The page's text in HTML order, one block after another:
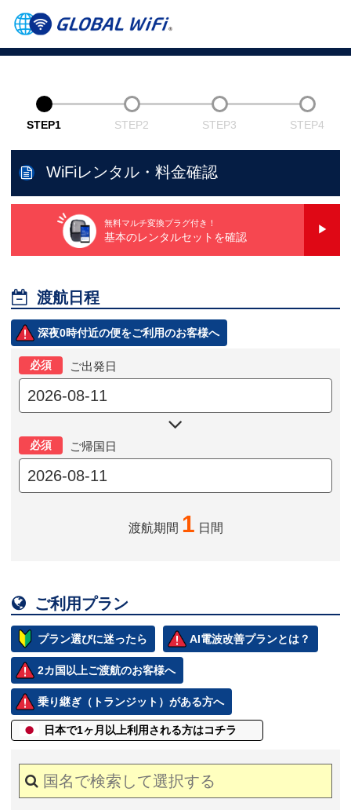
STEP1 STEP2 STEP3 STEP4
WiFiレンタル・料金確認
無料マルチ変換プラグ付き！
基本のレンタルセットを確認
 渡航日程
深夜0時付近の便をご利用のお客様へ
必須 ご出発日

必須 ご帰国日
渡航期間 1 日間
 ご利用プラン
プラン選びに迷ったら AI電波改善プランとは？
2カ国以上ご渡航のお客様へ
乗り継ぎ（トランジット）がある方へ
日本で1ヶ月以上利用される方はコチラ